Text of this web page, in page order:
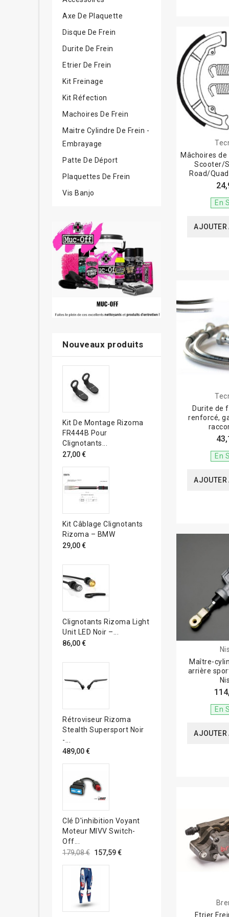
Ø34 - 30
Axe De Plaquette
Disque De Frein
Durite De Frein
Etrier De Frein
Kit Freinage
Kit Réfection
Machoires De Frein
Maitre Cylindre De Frein -
Embrayage
Patte De Déport
Plaquettes De Frein
Vis Banjo
Nouveaux produits
Kit De Montage Rizoma
FR444B Pour
Clignotants...
27,00 €
Kit Câblage Clignotants
Rizoma – BMW
29,00 €
Clignotants Rizoma Light
Unit LED Noir –...
86,00 €
Rétroviseur Rizoma
Stealth Supersport Noir
-...
489,00 €
Clé D'inhibition Voyant
Moteur MIVV Switch-
Off...
179,08 € 157,59 €
Mâchoires de
Scooter/
Road/
En
AJOUTER
Durite de
renforcé,
En
AJOUTER
Maître-
arrière
En
AJOUTER
Etrier